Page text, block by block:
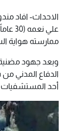
علي
ممارسته هواية
وبعد جهود
الدفاع المدني من
أحد المستشفيات